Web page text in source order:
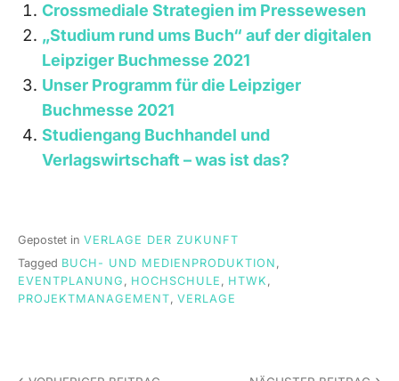
Crossmediale Strategien im Pressewesen
„Studium rund ums Buch“ auf der digitalen
Leipziger Buchmesse 2021
Unser Programm für die Leipziger
Buchmesse 2021
Studiengang Buchhandel und
Verlagswirtschaft – was ist das?
Gepostet in VERLAGE DER ZUKUNFT
Tagged BUCH- UND MEDIENPRODUKTION ,
EVENTPLANUNG , HOCHSCHULE , HTWK ,
PROJEKTMANAGEMENT, VERLAGE